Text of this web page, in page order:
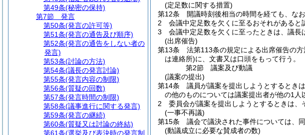
(定足数に関する措置)
第12条
開議時刻後相当の時間を経ても、な
2
会議中定足数を欠くに至るおそれがあると
3
会議中定足数を欠くに至ったときは、議長
(出席催告)
第13条
法第113条の規定による出席催告の
は連絡所)に、文書又は口頭をもって行う。
第2節
議案及び動議
(議案の提出)
第14条
議員が議案を提出しようとするとき
の他のものについては議案提出者が他の1人
2
委員会が議案を提出しようとするときは、
(一事不再議)
第15条
議会で議決された事件については、
(動議成立に必要な賛成者の数)
第49条(秘密の保持)
第7節
発言
第50条(発言の許可等)
第51条(発言の通告及び順序)
第52条(発言の通告をしない者の
発言)
第53条(討論の方法)
第54条(議長の発言討論)
第55条(発言内容の制限)
第56条(質疑の回数)
第57条(発言時間の制限)
第58条(議事進行に関する発言)
第59条(発言の継続)
第60条(質疑又は討論の終結)
第61条(選挙及び表決時の発言制